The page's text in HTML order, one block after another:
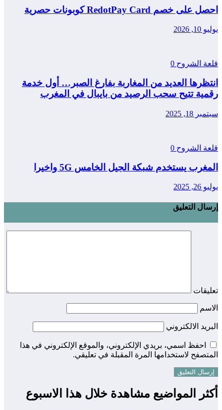
احصل على خصم RedotPay Card كوبونات حصرية
يوليو 10, 2026
قلعة الشروح 0
انتظرها العديد من المغاربة بفارغ الصبر… أول خدمة
رقمية تتيح سحب الرصيد من بايبال في المغرب
سبتمبر 18, 2025
قلعة الشروح 0
المغرب يستخدم شبكة الجيل الخامس 5G واخيرا
يوليو 26, 2025
إرسال التعليق
تعليقات
الاسم
البريد الالكتروني
احفظ اسمي، بريدي الإلكتروني، والموقع الإلكتروني في هذا
المتصفح لاستخدامها المرة المقبلة في تعليقي.
أكثر المواضيع مشاهدة خلال هذا الاسبوع